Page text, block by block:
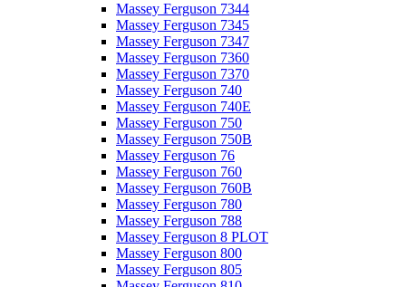
Massey Ferguson 7344
Massey Ferguson 7345
Massey Ferguson 7347
Massey Ferguson 7360
Massey Ferguson 7370
Massey Ferguson 740
Massey Ferguson 740E
Massey Ferguson 750
Massey Ferguson 750B
Massey Ferguson 76
Massey Ferguson 760
Massey Ferguson 760B
Massey Ferguson 780
Massey Ferguson 788
Massey Ferguson 8 PLOT
Massey Ferguson 800
Massey Ferguson 805